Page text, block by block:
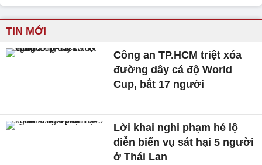
TIN MỚI
Công an TP.HCM triệt xóa
đường dây cá độ World
Cup, bắt 17 người
Lời khai nghi phạm hé lộ
diễn biến vụ sát hại 5 người
ở Thái Lan